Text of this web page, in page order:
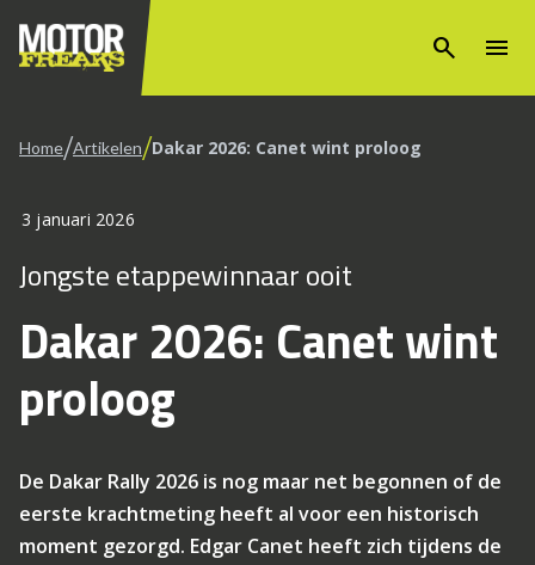
search menu
Home/Artikelen/Dakar 2026: Canet wint proloog
3 januari 2026
Jongste etappewinnaar ooit
Dakar 2026: Canet wint
proloog
De Dakar Rally 2026 is nog maar net begonnen of de
eerste krachtmeting heeft al voor een historisch
moment gezorgd. Edgar Canet heeft zich tijdens de